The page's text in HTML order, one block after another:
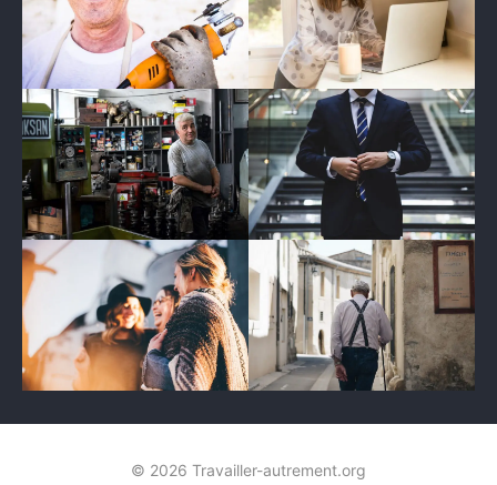
© 2026 Travailler-autrement.org